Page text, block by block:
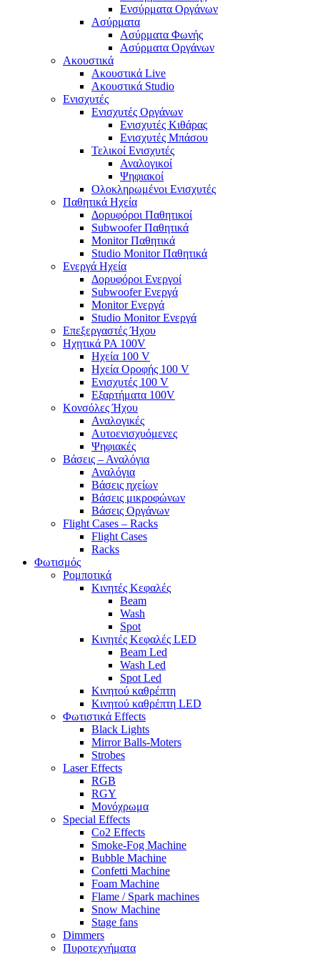
Ενσύρματα Οργάνων
Ασύρματα
Ασύρματα Φωνής
Ασύρματα Οργάνων
Ακουστικά
Ακουστικά Live
Ακουστικά Studio
Ενισχυτές
Ενισχυτές Οργάνων
Ενισχυτές Κιθάρας
Ενισχυτές Μπάσου
Τελικοί Ενισχυτές
Αναλογικοί
Ψηφιακοί
Ολοκληρωμένοι Ενισχυτές
Παθητικά Ηχεία
Δορυφόροι Παθητικοί
Subwoofer Παθητικά
Monitor Παθητικά
Studio Monitor Παθητικά
Ενεργά Ηχεία
Δορυφόροι Ενεργοί
Subwoofer Ενεργά
Monitor Ενεργά
Studio Monitor Ενεργά
Επεξεργαστές Ήχου
Ηχητικά PA 100V
Ηχεία 100 V
Ηχεία Οροφής 100 V
Ενισχυτές 100 V
Εξαρτήματα 100V
Κονσόλες Ήχου
Αναλογικές
Αυτοενισχυόμενες
Ψηφιακές
Βάσεις – Αναλόγια
Αναλόγια
Βάσεις ηχείων
Βάσεις μικροφώνων
Βάσεις Οργάνων
Flight Cases – Racks
Flight Cases
Racks
Φωτισμός
Ρομποτικά
Κινητές Κεφαλές
Beam
Wash
Spot
Κινητές Κεφαλές LED
Beam Led
Wash Led
Spot Led
Κινητού καθρέπτη
Κινητού καθρέπτη LED
Φωτιστικά Effects
Black Lights
Mirror Balls-Moters
Strobes
Laser Effects
RGB
RGY
Μονόχρωμα
Special Effects
Co2 Effects
Smoke-Fog Machine
Bubble Machine
Confetti Machine
Foam Machine
Flame / Spark machines
Snow Machine
Stage fans
Dimmers
Πυροτεχνήματα